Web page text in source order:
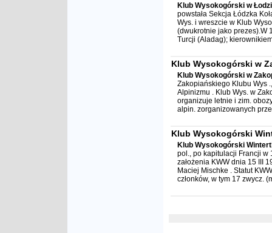
Klub Wysokogórski w Łodzi
powstała Sekcja Łódzka
Wys. i wreszcie w Klub
(dwukrotnie jako prezes).W
Turcji (Aladag);
Klub Wysokogórski w
Klub Wysokogórski w
Zakopiańskiego Klubu Wys
Alpinizmu . Klub Wys. w
organizuje letnie i zim.
alpin. zorganizowanych
Klub Wysokogórski
Klub Wysokogórski
pol., po kapitulacji Francji w
założenia KWW dnia 15 III
Maciej Mischke . Statut
członków, w tym 17 zwycz.